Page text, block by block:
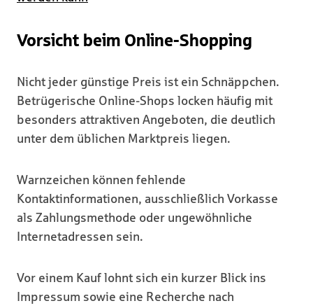
Vorsicht beim Online-Shopping
Nicht jeder günstige Preis ist ein Schnäppchen.
Betrügerische Online-Shops locken häufig mit
besonders attraktiven Angeboten, die deutlich
unter dem üblichen Marktpreis liegen.
Warnzeichen können fehlende
Kontaktinformationen, ausschließlich Vorkasse
als Zahlungsmethode oder ungewöhnliche
Internetadressen sein.
Vor einem Kauf lohnt sich ein kurzer Blick ins
Impressum sowie eine Recherche nach